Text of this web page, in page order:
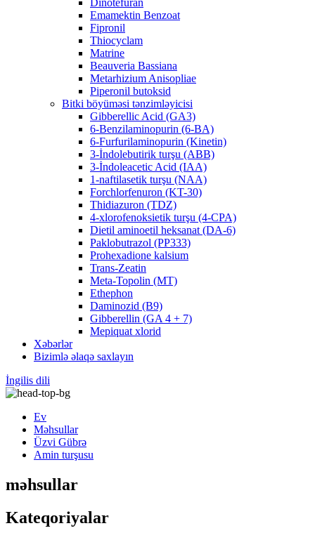
Dinotefuran
Emamektin Benzoat
Fipronil
Thiocyclam
Matrine
Beauveria Bassiana
Metarhizium Anisopliae
Piperonil butoksid
Bitki böyüməsi tənzimləyicisi
Gibberellic Acid (GA3)
6-Benzilaminopurin (6-BA)
6-Furfurilaminopurin (Kinetin)
3-İndolebutirik turşu (ABB)
3-İndoleacetic Acid (IAA)
1-naftilasetik turşu (NAA)
Forchlorfenuron (KT-30)
Thidiazuron (TDZ)
4-xlorofenoksietik turşu (4-CPA)
Dietil aminoetil heksanat (DA-6)
Paklobutrazol (PP333)
Prohexadione kalsium
Trans-Zeatin
Meta-Topolin (MT)
Ethephon
Daminozid (B9)
Gibberellin (GA 4 + 7)
Mepiquat xlorid
Xəbərlər
Bizimlə əlaqə saxlayın
İngilis dili
Ev
Məhsullar
Üzvi Gübrə
Amin turşusu
məhsullar
Kateqoriyalar